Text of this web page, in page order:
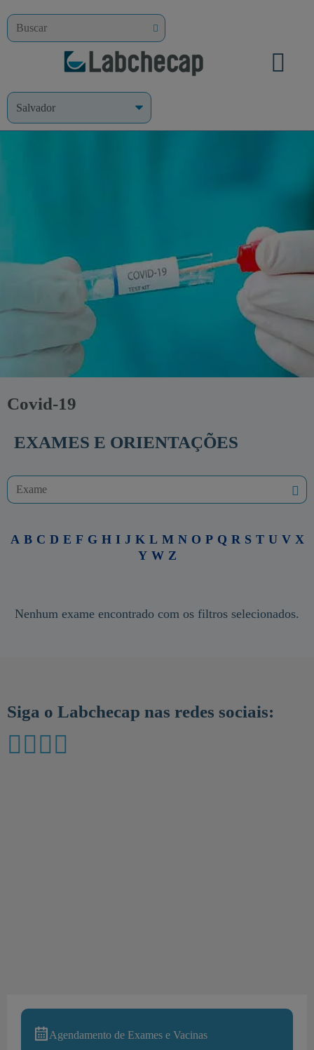
Covid-19
EXAMES E ORIENTAÇÕES
A B C D E F G H I J K L M N O P Q R S T U V X
Y W Z
Nenhum exame encontrado com os filtros selecionados.
Siga o Labchecap nas redes sociais:
Agendamento de Exames e Vacinas